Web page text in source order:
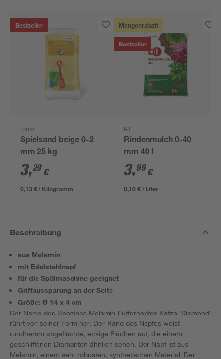
Bestseller
toom
Spielsand beige 0-2
mm 25 kg
3,29 €
0,13 € / Kilogramm
Mengenrabatt
Bestseller
B1
Rindenmulch 0-40
mm 40 l
3,99 €
0,10 € / Liter
Beschreibung
aus Melamin
mit Edelstahlnapf
für die Spülmaschine geeignet
Griffaussparung an der Seite
Größe: Ø 14 x 4 cm
Der Name des Beeztees Melamin Futternapfes Katze 'Diamond'
rührt von seiner Form her. Der Rand des Napfes weist
rundherum abgeflachte, eckige Flächen auf, die einem
geschliffenen Diamanten ähnlich sehen. Der Napf ist aus
Melamin, einem sehr robusten, synthetischen Material. Der